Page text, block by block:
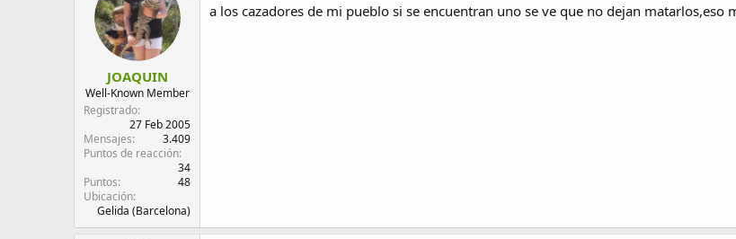
JOAQUIN
Well-Known Member
Registrado
27 Feb 2005
Mensajes
3.409
Puntos de reacción
34
Puntos
48
Ubicación
Gelida (Barcelona)
a los cazadores de mi pueblo si se encuentran uno se ve que no dejan matarlos,eso